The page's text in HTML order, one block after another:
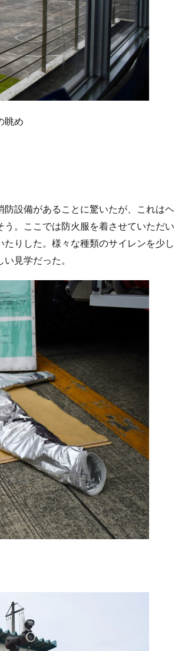
眺め
設備があることに驚いたが、これはヘ
。ここでは防火服を着させていただい
りした。様々な種類のサイレンを少し
見学だった。